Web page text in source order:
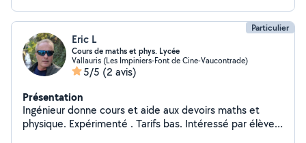
Particulier
Eric L
Cours de maths et phys. Lycée
Vallauris (Les Impiniers-Font de Cine-Vaucontrade)
5/5 (2 avis)
Présentation
Ingénieur donne cours et aide aux devoirs maths et
physique. Expérimenté . Tarifs bas. Intéressé par élève